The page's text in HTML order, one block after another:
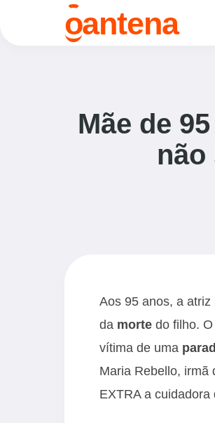
oantena
Mãe de
não
Aos 95 anos, a atriz
da morte do filho.
vítima de uma
Maria Rebello, irmã
EXTRA a cuidadora